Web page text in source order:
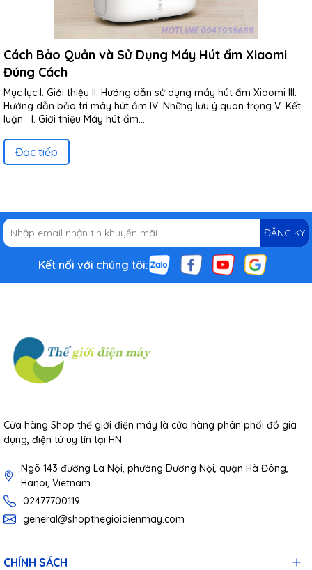
Cách Bảo Quản và Sử Dụng Máy Hút ẩm Xiaomi
Đúng Cách
Mục lục I. Giới thiệu II. Hướng dẫn sử dụng máy hút ẩm Xiaomi III.
Hướng dẫn bảo trì máy hút ẩm IV. Những lưu ý quan trọng V. Kết
luận I. Giới thiệu Máy hút ẩm...
Đọc tiếp
ĐĂNG KÝ
Kết nối với chúng tôi:
Cửa hàng Shop thế giới điện máy là cửa hàng phân phối đồ gia
dụng, điện tử uy tín tại HN
Ngõ 143 đường La Nội, phường Dương Nội, quận Hà Đông,
Hanoi, Vietnam
02477700119
general@shopthegioidienmay.com
CHÍNH SÁCH